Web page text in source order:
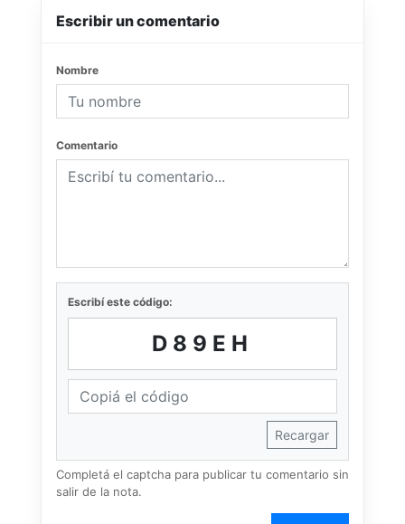
Escribir un comentario
Nombre
Comentario
Escribí este código:
D89EH
Recargar
Completá el captcha para publicar tu comentario sin
salir de la nota.